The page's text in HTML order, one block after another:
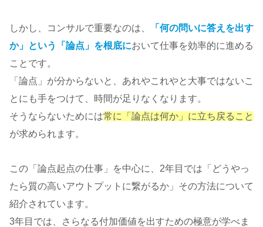
しかし、コンサルで重要なのは、
「何の問いに答えを出す
か」という「論点」を根底において仕事を効率的に進める
ことです。
「論点」が分からないと、あれやこれやと大事ではないこ
とにも手をつけて、時間が足りなくなります。
そうならないためには常に「論点は何か」に立ち戻ること
が求められます。
この「論点起点の仕事」を中心に、2年目では「どうやっ
たら質の高いアウトプットに繋がるか」その方法について
紹介されています。
3年目では、さらなる付加価値を出すための極意が学べま